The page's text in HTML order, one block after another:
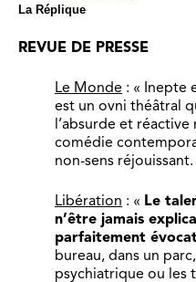
La Réplique
REVUE DE PRESSE
Le Monde : « Inepte
est un ovni théâtral
l’absurde et
comédie
non-sens réjouissant.
Libération : « Le
n’être jamais
parfaitement
bureau, dans un
psychiatrique ou les